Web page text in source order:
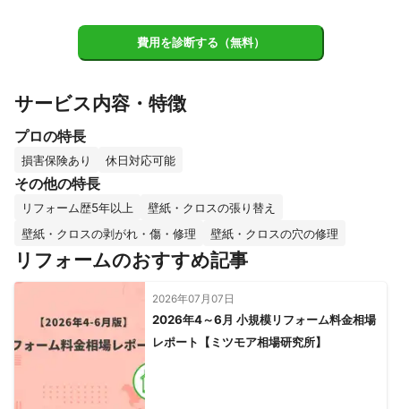
費用を診断する（無料）
サービス内容・特徴
プロの特長
損害保険あり 休日対応可能
その他の特長
リフォーム歴5年以上
壁紙・クロスの張り替え
壁紙・クロスの剥がれ・傷・修理
壁紙・クロスの穴の修理
リフォームのおすすめ記事
2026年07月07日
2026年4～6月 小規模リフォーム料金相場
レポート【ミツモア相場研究所】